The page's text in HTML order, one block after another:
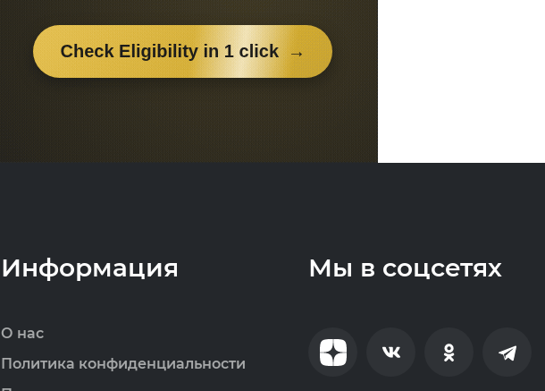
Информация
О нас
Политика конфиденциальности
Мы в соцсетях